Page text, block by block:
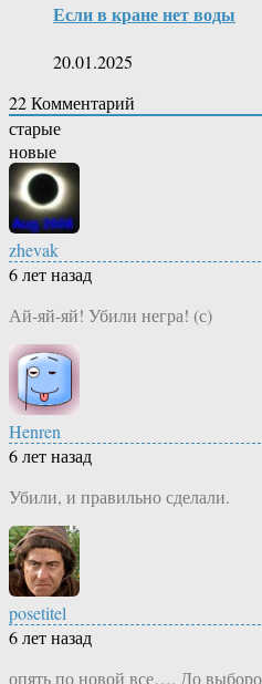
Если в кране нет воды
20.01.2025
22Комментарий
старые
новые
zhevak
6 лет назад
Ай-яй-яй! Убили негра! (с)
Henren
6 лет назад
Убили, и правильно сделали.
posetitel
6 лет назад
опять по новой все…. До